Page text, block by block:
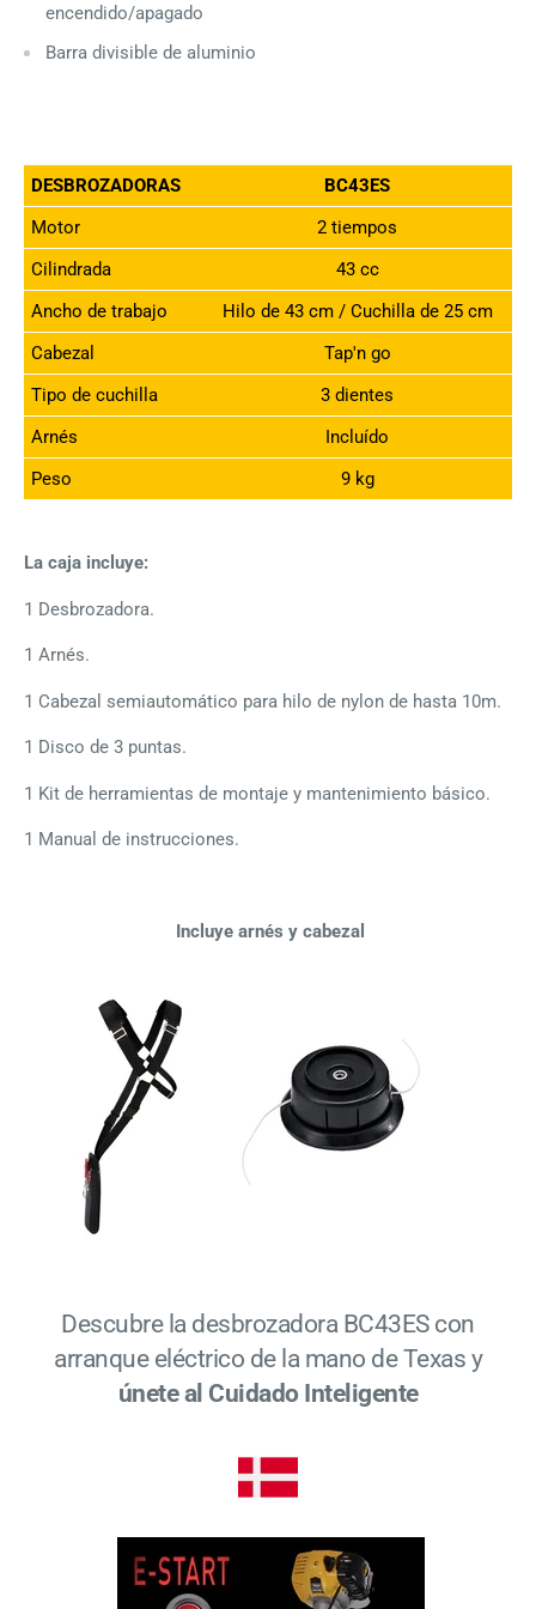
encendido/apagado
Barra divisible de aluminio
DESBROZADORAS
BC43ES
Motor
2 tiempos
Cilindrada
43 cc
Ancho de trabajo
Hilo de 43 cm / Cuchilla de 25 cm
Cabezal
Tap'n go
Tipo de cuchilla
3 dientes
Arnés
Incluído
Peso
9 kg
La caja incluye:
1 Desbrozadora.
1 Arnés.
1 Cabezal semiautomático para hilo de nylon de hasta 10m.
1 Disco de 3 puntas.
1 Kit de herramientas de montaje y mantenimiento básico.
1 Manual de instrucciones.
Incluye arnés y cabezal
Descubre la desbrozadora BC43ES con
arranque eléctrico de la mano de Texas y
únete al Cuidado Inteligente